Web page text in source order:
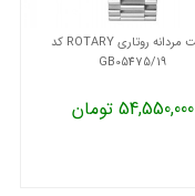
ساعت مردانه روتاری ROTARY کد
GB05475/19
54,550,000 تومان